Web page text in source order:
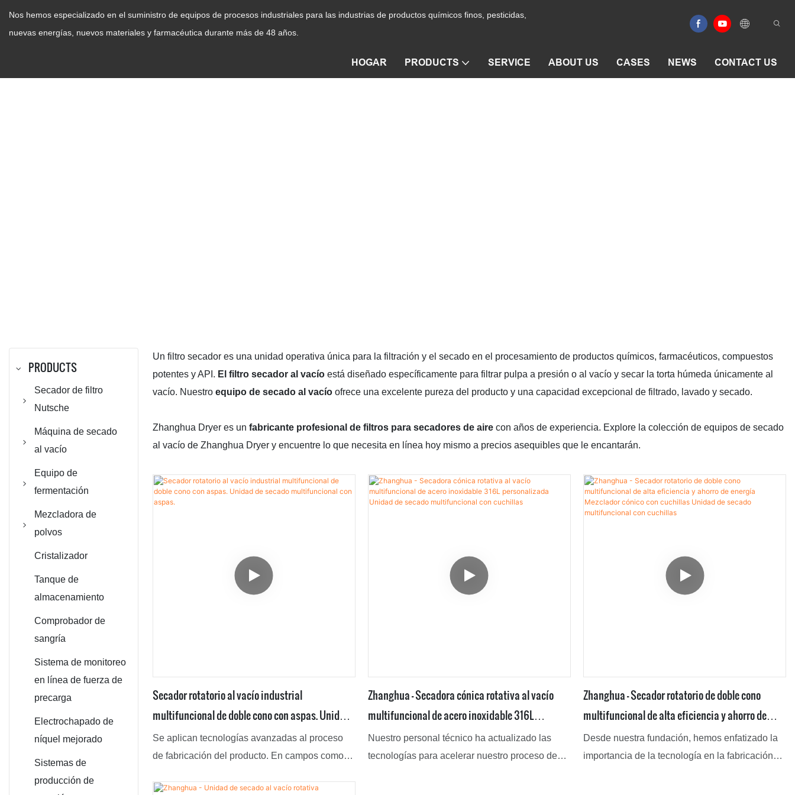
Nos hemos especializado en el suministro de equipos de procesos industriales para las industrias de productos químicos finos, pesticidas,
nuevas energías, nuevos materiales y farmacéutica durante más de 48 años.
HOGAR PRODUCTS SERVICE ABOUT US CASES NEWS CONTACT US
PRODUCTS
Secador de filtro
Nutsche
Filtro Nutsche
agitado
Secador de filtro
Nutsche agitado /
Máquina de secado
al vacío
Secador rotatorio
al vacío de doble
Secador de flujo
Equipo de
fermentación
Reactor de
reacción / CSTR
Fermentador
Mezcladora de
polvos
Mezclador tipo V
Mezclador de
tornillo cónico
Cristalizador
Tanque de
almacenamiento
Comprobador de
sangría
Sistema de monitoreo
en línea de fuerza de
precarga
Electrochapado de
níquel mejorado
Sistemas de
producción de
Un filtro secador es una unidad operativa única para la filtración y el secado en el procesamiento de productos químicos, farmacéuticos, compuestos
potentes y API. El filtro secador al vacío está diseñado específicamente para filtrar pulpa a presión o al vacío y secar la torta húmeda únicamente al
vacío. Nuestro equipo de secado al vacío ofrece una excelente pureza del producto y una capacidad excepcional de filtrado, lavado y secado.
Zhanghua Dryer es un fabricante profesional de filtros para secadores de aire con años de experiencia. Explore la colección de equipos de secado
al vacío de Zhanghua Dryer y encuentre lo que necesita en línea hoy mismo a precios asequibles que le encantarán.
Secador rotatorio al vacío industrial
multifuncional de doble cono con aspas. Unidad
de secado multifuncional con aspas.
Se aplican tecnologías avanzadas al proceso
de fabricación del producto. En campos como el
al vacío multifuncional de doble cono con
Zhanghua - Secadora cónica rotativa al vacío
multifuncional de acero inoxidable 316L
personalizada Unidad de secado multifuncional
con cuchillas
Nuestro personal técnico ha actualizado las
tecnologías para acelerar nuestro proceso de
Zhanghua - Secador rotatorio de doble cono
multifuncional de alta eficiencia y ahorro de
energía Mezclador cónico con cuchillas Unidad
de secado multifuncional con cuchillas
Desde nuestra fundación, hemos enfatizado la
importancia de la tecnología en la fabricación